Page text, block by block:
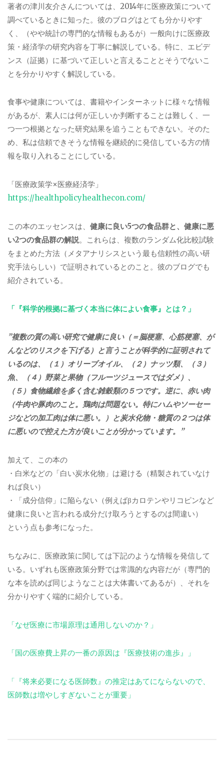
著者の津川友介さんについては、 2014年に医療政策について
調べているときに知った。彼のブログはとても分かりやす
く、（やや統計の専門的な情報もあるが）一般向けに医療政
策・経済学の研究内容を丁寧に解説している。特に、エビデ
ンス（証拠）に基づいて正しいと言えることとそうでないこ
とを分かりやすく解説している。
食事や健康については、書籍やインターネットに様々な情報
があるが、素人には何が正しいか判断することは難しく、一
つ一つ根拠となった研究結果を追うこともできない。そのた
め、私は信頼できそうな情報を継続的に発信している方の情
報を取り入れることにしている。
「医療政策学×医療経済学」
https://healthpolicyhealthecon.com/
この本のエッセンスは、 健康に良い5つの食品群と、健康に悪
い2つの食品群の解説。これらは、複数のランダム化比較試験
をまとめた方法（メタアナリシスという最も信頼性の高い研
究手法らしい）で証明されているとのこと。彼のブログでも
紹介されている。
「『科学的根拠に基づく本当に体によい食事』とは？」
”複数の質の高い研究で健康に良い（＝脳梗塞、心筋梗塞、が
んなどのリスクを下げる）と言うことが科学的に証明されて
いるのは、（１）オリーブオイル、（２）ナッツ類、（３）
魚、（４）野菜と果物（フルーツジュースではダメ）、
（５）食物繊維を多く含む雑穀類の５つです。逆に、赤い肉
（牛肉や豚肉のこと。鶏肉は問題ない。特にハムやソーセー
ジなどの加工肉は体に悪い。）と炭水化物・糖質の２つは体
に悪いので控えた方が良いことが分かっています。”
加えて、この本の
・白米などの「白い炭水化物」は避ける（精製されていなけ
れば良い）
・「成分信仰」に陥らない（例えばβカロテンやリコピンなど
健康に良いと言われる成分だけ取ろうとするのは間違い）
という点も参考になった。
ちなみに、医療政策に関しては下記のような情報を発信して
いる。いずれも医療政策分野では常識的な内容だが（専門的
な本を読めば同じようなことは大体書いてあるが）、それを
分かりやすく端的に紹介している。
「なぜ医療に市場原理は通用しないのか？」
「国の医療費上昇の一番の原因は『医療技術の進歩』」
「『将来必要になる医師数』の推定はあてにならないので、
医師数は増やしすぎないことが重要」